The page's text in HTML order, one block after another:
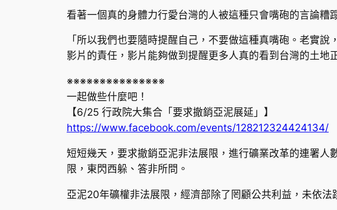
看著一個真的身體力行愛台灣的人被這種只會嘴砲的言論糟
「所以我們也要隨時提醒自己，不要做這種真嘴砲。老實
影片的責任，影片能夠做到提醒更多人真的看到台灣的土
※※※※※※※※※※※※※※※
一起做些什麼吧！
【6/25 行政院大集合「要求撤銷亞泥展延」】
https://www.facebook.com/events/128212324424134/
短短幾天，要求撤銷亞泥非法展限，進行礦業改革的連署
限，東閃西躲、答非所問。
亞泥20年礦權非法展限，經濟部除了罔顧公共利益，未依